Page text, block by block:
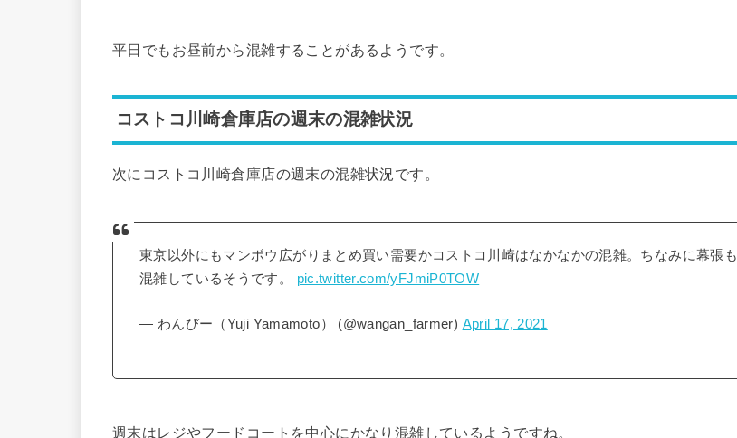
平日でもお昼前から混雑することがあるようです。
コストコ川崎倉庫店の週末の混雑状況
次にコストコ川崎倉庫店の週末の混雑状況です。
東京以外にもマンボウ広がりまとめ買い需要かコストコ川崎はなかなかの混雑。ちなみに幕張も
混雑しているそうです。 pic.twitter.com/yFJmiP0TOW
— わんびー（Yuji Yamamoto） (@wangan_farmer) April 17, 2021
週末はレジやフードコートを中心にかなり混雑しているようですね。